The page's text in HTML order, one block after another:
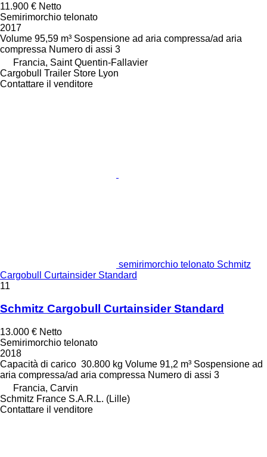
11.900 € Netto
Semirimorchio telonato
2017
Volume 95,59 m³ Sospensione ad aria compressa/ad aria
compressa Numero di assi 3
Francia, Saint Quentin-Fallavier
Cargobull Trailer Store Lyon
Contattare il venditore
semirimorchio telonato Schmitz
Cargobull Curtainsider Standard
11
Schmitz Cargobull Curtainsider Standard
13.000 € Netto
Semirimorchio telonato
2018
Capacità di carico 30.800 kg Volume 91,2 m³ Sospensione ad
aria compressa/ad aria compressa Numero di assi 3
Francia, Carvin
Schmitz France S.A.R.L. (Lille)
Contattare il venditore